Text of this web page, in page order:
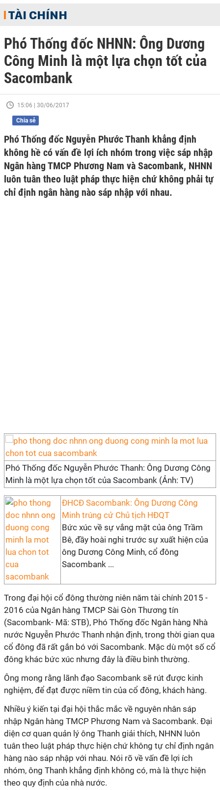
TÀI CHÍNH
Phó Thống đốc NHNN: Ông Dương
Công Minh là một lựa chọn tốt của
Sacombank
15:06 | 30/06/2017
Chia sẻ
Phó Thống đốc Nguyễn Phước Thanh khẳng định
không hề có vấn đề lợi ích nhóm trong việc sáp nhập
Ngân hàng TMCP Phương Nam và Sacombank, NHNN
luôn tuân theo luật pháp thực hiện chứ không phải tự
chỉ định ngân hàng nào sáp nhập với nhau.
Phó Thống đốc Nguyễn Phước Thanh: Ông Dương Công
Minh là một lựa chọn tốt của Sacombank (Ảnh: TV)
ĐHCĐ Sacombank: Ông Dương Công
Minh trúng cử Chủ tịch HĐQT
Bức xúc về sự vắng mặt của ông Trầm
Bê, đầy hoài nghi trước sự xuất hiện của
ông Dương Công Minh, cổ đông
Sacombank ...
Trong đại hội cổ đông thường niên năm tài chính 2015 -
2016 của Ngân hàng TMCP Sài Gòn Thương tín
(Sacombank- Mã: STB), Phó Thống đốc Ngân hàng Nhà
nước Nguyễn Phước Thanh nhận định, trong thời gian qua
cổ đông đã rất gắn bó với Sacombank. Mặc dù một số cổ
đông khác bức xúc nhưng đây là điều bình thường.
Ông mong rằng lãnh đạo Sacombank sẽ rút được kinh
nghiệm, để đạt được niềm tin của cổ đông, khách hàng.
Nhiều ý kiến tại đại hội thắc mắc về nguyên nhân sáp
nhập Ngân hàng TMCP Phương Nam và Sacombank. Đại
diện cơ quan quản lý ông Thanh giải thích, NHNN luôn
tuân theo luật pháp thực hiện chứ không tự chỉ định ngân
hàng nào sáp nhập với nhau. Nói rõ về vấn đề lợi ích
nhóm, ông Thanh khẳng định không có, mà là thực hiện
theo quy định của nhà nước.